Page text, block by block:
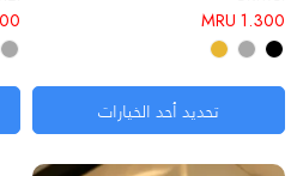
1.300
MRU
تحديد أحد الخيارات